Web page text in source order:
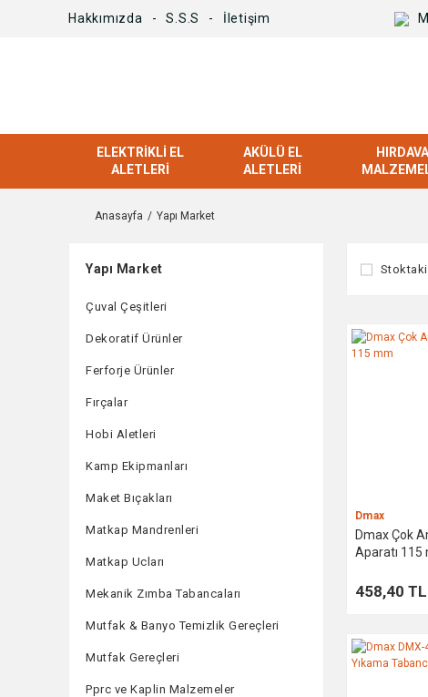
Hakkımızda S.S.S İletişim
ELEKTRIKLI EL
ALETLERI
AKÜLÜ EL
ALETLERI
Anasayfa Yapı Market
Yapı Market
Çuval Çeşitleri
Dekoratif Ürünler
Ferforje Ürünler
Fırçalar
Hobi Aletleri
Kamp Ekipmanları
Maket Bıçakları
Matkap Mandrenleri
Matkap Ucları
Mekanik Zımba Tabancaları
Mutfak & Banyo Temizlik Gereçleri
Mutfak Gereçleri
Pprc ve Kaplin Malzemeler
Dmax
Dmax Çok
Aparatı 115
458,40 TL